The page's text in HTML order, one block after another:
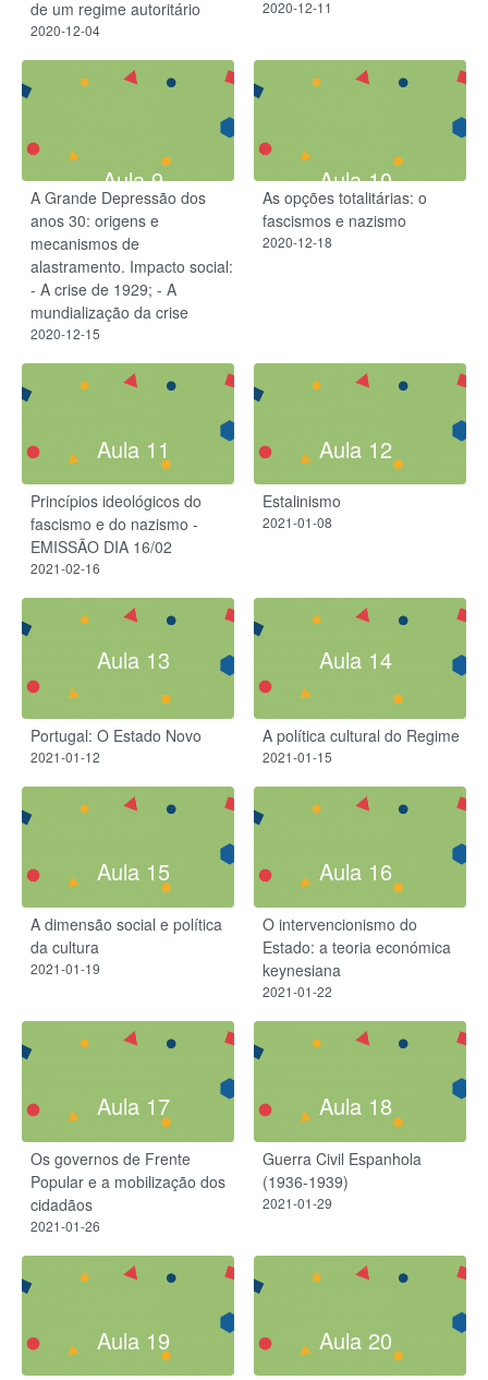
de um regime autoritário
2020-12-04
2020-12-11
Aula 9
A Grande Depressão dos
anos 30: origens e
mecanismos de
alastramento. Impacto social:
- A crise de 1929; - A
mundialização da crise
2020-12-15
Aula 10
As opções totalitárias: o
fascismos e nazismo
2020-12-18
Aula 11
Princípios ideológicos do
fascismo e do nazismo -
EMISSÃO DIA 16/02
2021-02-16
Aula 12
Estalinismo
2021-01-08
Aula 13
Portugal: O Estado Novo
2021-01-12
Aula 14
A política cultural do Regime
2021-01-15
Aula 15
A dimensão social e política
da cultura
2021-01-19
Aula 16
O intervencionismo do
Estado: a teoria económica
keynesiana
2021-01-22
Aula 17
Os governos de Frente
Popular e a mobilização dos
cidadãos
2021-01-26
Aula 18
Guerra Civil Espanhola
(1936-1939)
2021-01-29
Aula 19 Aula 20